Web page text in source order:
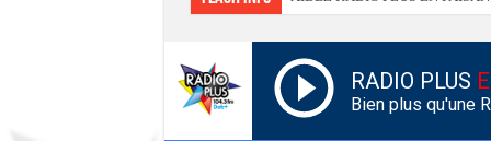
RADIO PLUS
Bien plus qu'une